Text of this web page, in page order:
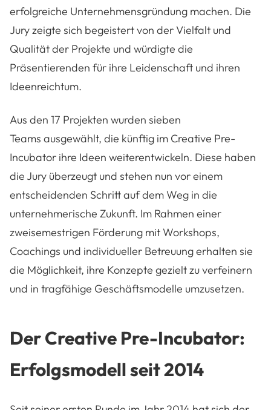
erfolgreiche Unternehmensgründung machen. Die
Jury zeigte sich begeistert von der Vielfalt und
Qualität der Projekte und würdigte die
Präsentierenden für ihre Leidenschaft und ihren
Ideenreichtum.
Aus den 17 Projekten wurden sieben
Teams ausgewählt, die künftig im Creative Pre-
Incubator ihre Ideen weiterentwickeln. Diese haben
die Jury überzeugt und stehen nun vor einem
entscheidenden Schritt auf dem Weg in die
unternehmerische Zukunft. Im Rahmen einer
zweisemestrigen Förderung mit Workshops,
Coachings und individueller Betreuung erhalten sie
die Möglichkeit, ihre Konzepte gezielt zu verfeinern
und in tragfähige Geschäftsmodelle umzusetzen.
Der Creative Pre-Incubator:
Erfolgsmodell seit 2014